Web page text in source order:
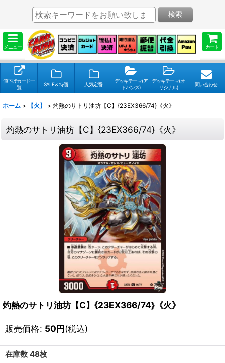
メニュー カート
検索
値下げカード一
覧
SALE＆特価 人気定番
デッキテーマ(ア
ドバンス)
デッキテーマ(オ
リジナル)
問い合わせ
ホーム > 【火】 > 灼熱のサトリ油坊【C】{23EX366/74}《火》
灼熱のサトリ油坊【C】{23EX366/74}《火》
灼熱のサトリ油坊【C】{23EX366/74}《火》
販売価格: 50円(税込)
在庫数 48枚